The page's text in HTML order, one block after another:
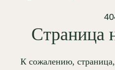
Страница
К сожалению,